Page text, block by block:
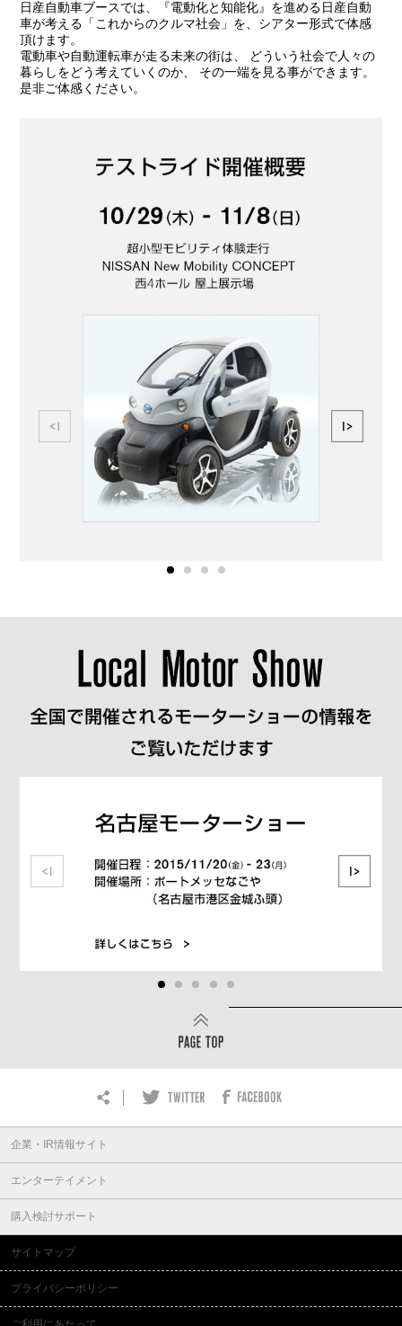
日産自動車ブースでは、『電動化と知能化』を進める日産自動
車が考える「これからのクルマ社会」を、シアター形式で体感
頂けます。
電動車や自動運転車が走る未来の街は、 どういう社会で人々の
暮らしをどう考えていくのか、 その一端を見る事ができます。
是非ご体感ください。
企業・IR情報サイト
エンターテイメント
購入検討サポート
サイトマップ
プライバシーポリシー